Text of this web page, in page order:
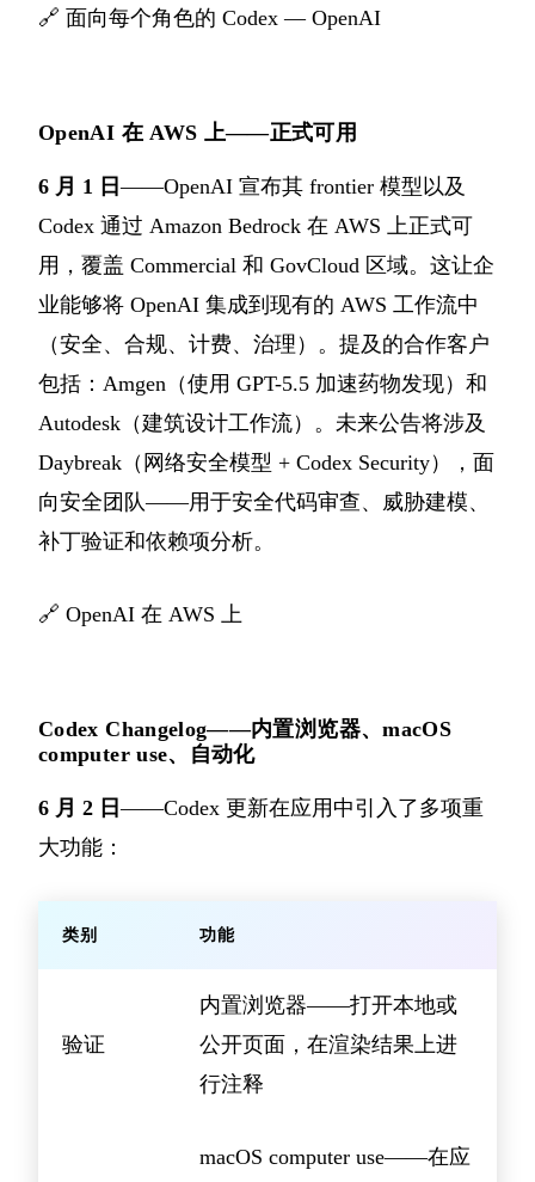
🔗 面向每个角色的 Codex — OpenAI
OpenAI 在 AWS 上——正式可用
6 月 1 日——OpenAI 宣布其 frontier 模型以及
Codex 通过 Amazon Bedrock 在 AWS 上正式可
用，覆盖 Commercial 和 GovCloud 区域。这让企
业能够将 OpenAI 集成到现有的 AWS 工作流中
（安全、合规、计费、治理）。提及的合作客户
包括：Amgen（使用 GPT-5.5 加速药物发现）和
Autodesk（建筑设计工作流）。未来公告将涉及
Daybreak（网络安全模型 + Codex Security），面
向安全团队——用于安全代码审查、威胁建模、
补丁验证和依赖项分析。
🔗 OpenAI 在 AWS 上
Codex Changelog——内置浏览器、macOS
computer use、自动化
6 月 2 日——Codex 更新在应用中引入了多项重
大功能：
类别 功能
验证
内置浏览器——打开本地或
公开页面，在渲染结果上进
行注释
macOS computer use——在应